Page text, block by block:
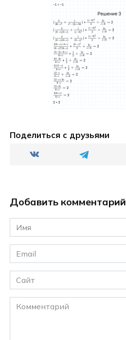
Поделиться с друзьями
Добавить комментарий
Имя
*
Email
*
Сайт
Комментарий